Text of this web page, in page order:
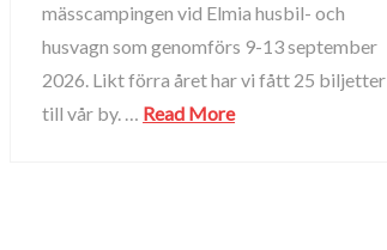
mässcampingen vid Elmia husbil- och
husvagn som genomförs 9-13 september
2026. Likt förra året har vi fått 25 biljetter
till vår by. … Read More